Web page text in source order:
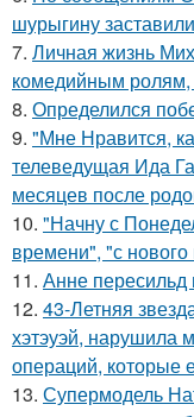
шурыгину
7. Личная жизнь
комедийным ролям,
8. Определился
9. "Мне Нравится,
телеведущая Ида
месяцев после
10. "Начну с
времени", "с
11. Анне пересильд
12. 43-Летняя
хэтэуэй, нарушила
операций, которые
13. Супермодель